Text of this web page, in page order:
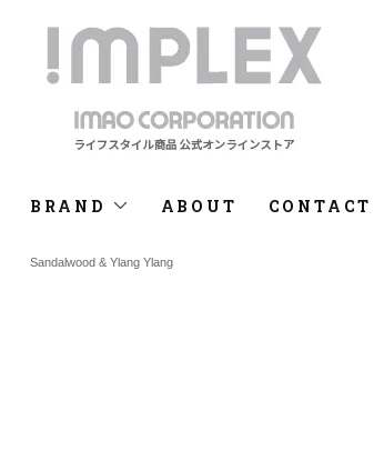
BRAND ABOUT CONTACT
Sandalwood & Ylang Ylang